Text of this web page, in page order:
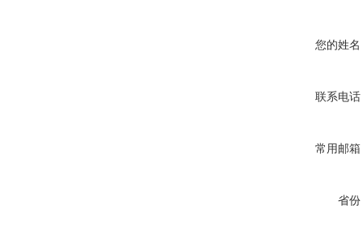
您的姓名
联系电话
常用邮箱
省份